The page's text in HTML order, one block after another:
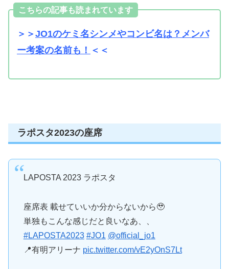
こちらの記事も読まれています
＞＞JO1のケミ名シンメやコンビ名は？メンバ
ー考案の名前も！ ＜＜
ラポスタ2023の座席
LAPOSTA 2023 ラポスタ
座席表 載せていいか分からないから🥹
単独もこんな感じだと良いなあ、、
#LAPOSTA2023 #JO1 @official_jo1
📍有明アリーナ pic.twitter.com/vE2yOnS7Lt